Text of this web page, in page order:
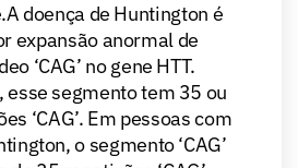
doença de Huntington é
expansão anormal de
‘CAG’ no gene HTT.
segmento tem 35 ou
‘CAG’. Em pessoas com
o segmento ‘CAG’